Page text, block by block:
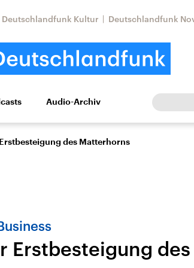
Deutschlandfunk Kultur Deutschlandfunk
Kultur Europa
Nahostkonflikt
Iran
Aktuelle Lage und
Audio-Archiv
des Matterhorns
Erstbesteigung des